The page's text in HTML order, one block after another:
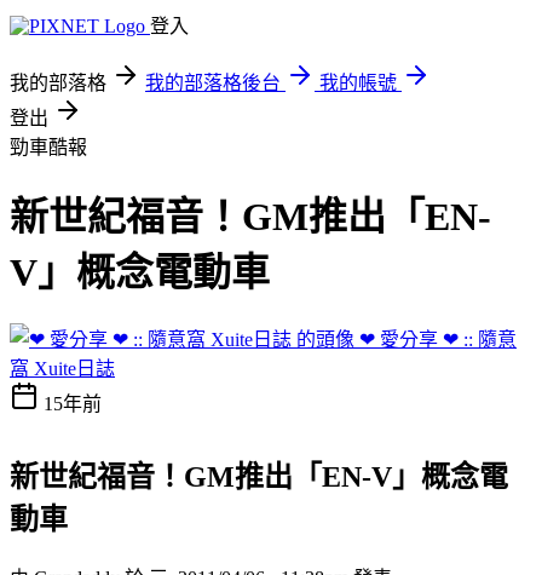
登入
我的部落格 我的部落格後台
我的帳號
登出
勁車酷報
新世紀福音！GM推出「EN-
V」概念電動車
❤ 愛分享 ❤ :: 隨意
窩 Xuite日誌
15年前
新世紀福音！GM推出「EN-V」概念電
動車